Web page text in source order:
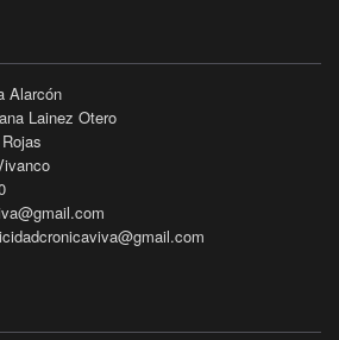
Alarcón
Lainez Otero